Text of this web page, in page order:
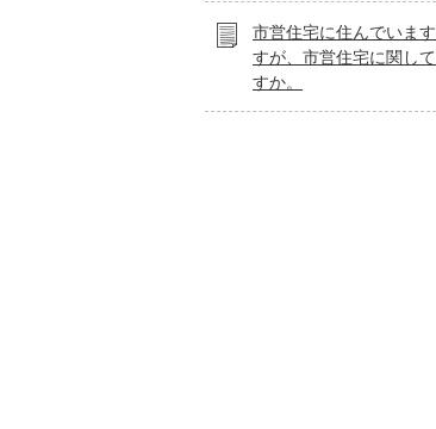
市営住宅に住んでいま
すが、市営住宅に関し
すか。